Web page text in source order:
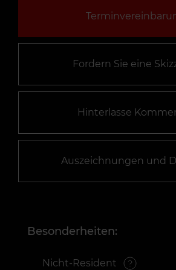
Fordern Sie eine
Hinterlasse
Auszeichnungen und
Besonderheiten:
Nicht-Resident